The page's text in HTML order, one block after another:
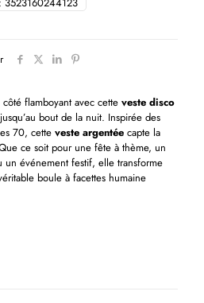
flamboyant avec cette veste disco
bout de la nuit. Inspirée des
70, cette veste argentéecapte la
ce soit pour une fête à thème, un
un événement festif, elle transforme
boule à facettes humaine